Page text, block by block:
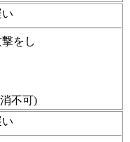
をし
不可)